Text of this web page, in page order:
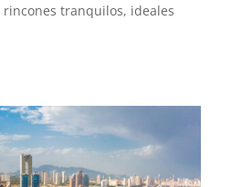
tranquilos, ideales